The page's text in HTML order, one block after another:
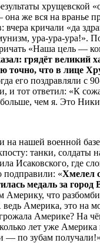
хрущевской
же вся на вранье
вчера кричали «да
ура-ура-ура!».
«Наша цель —
грядёт великий
точно, что в лице
его поздравляли с
и тот ответил: «К
чем я. Это
нашей военной
танки, солдаты
Исаковского, где
«Хмелел
медаль за
что
ведь Америка, это на
Америке? На
лет уже Америка
— по зубам получали!»